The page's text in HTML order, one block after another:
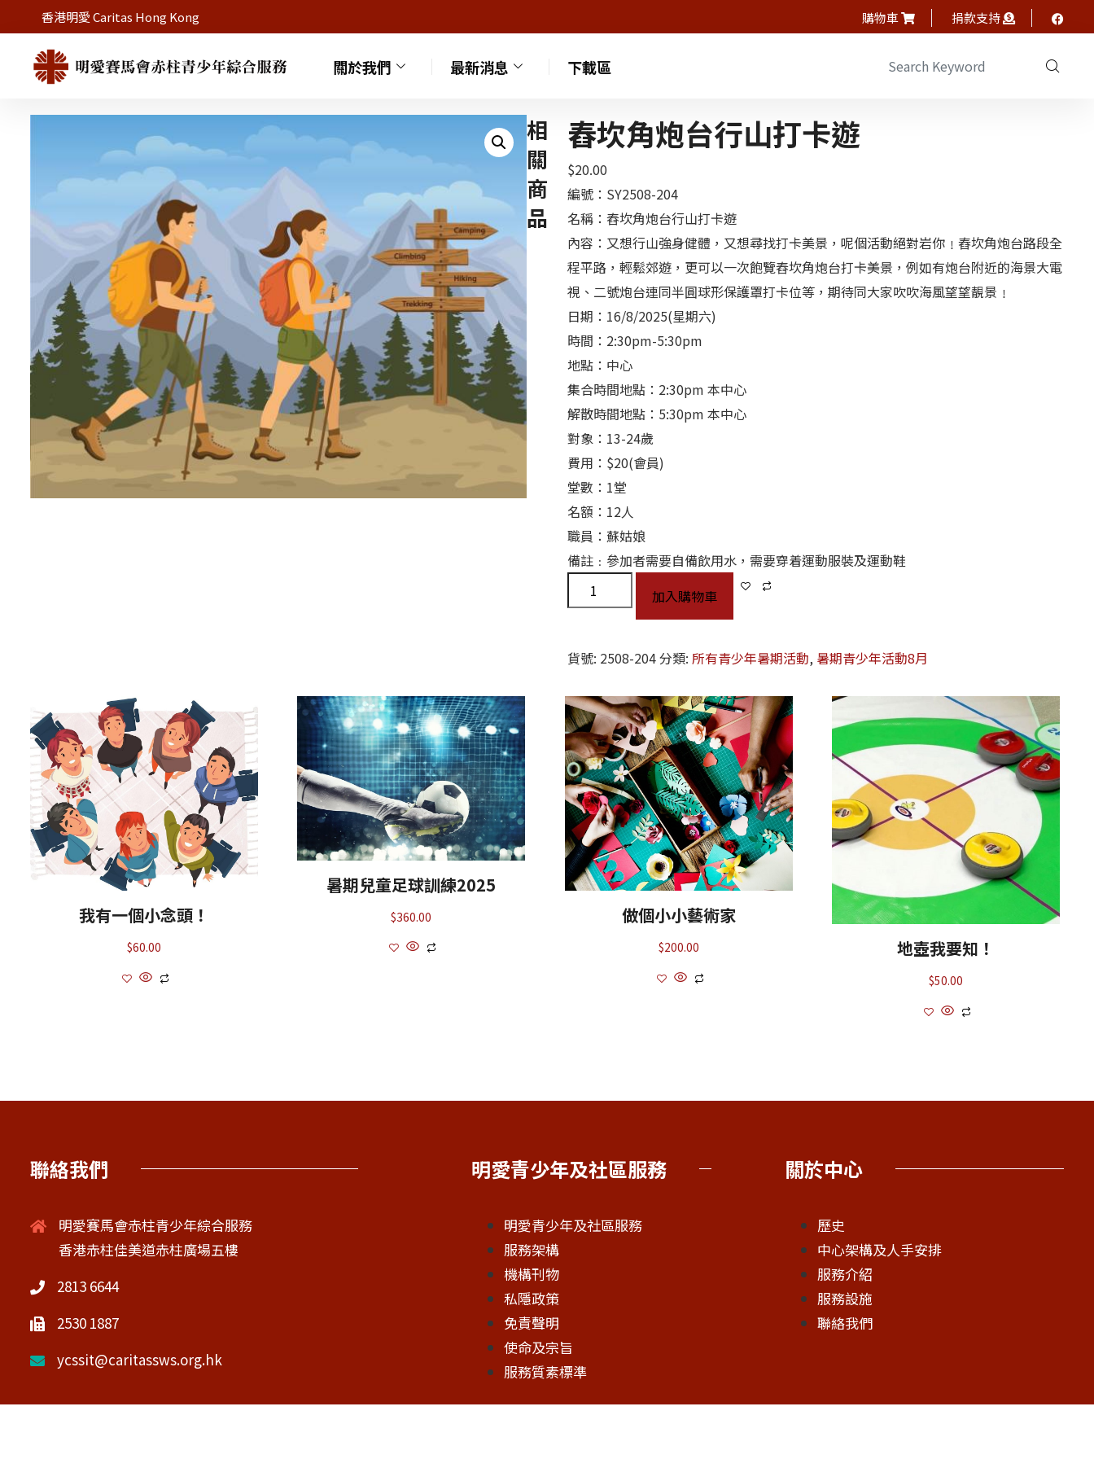
香港明愛 Caritas Hong Kong 購物車 捐款支持
關於我們 最新消息 下載區
舂坎角炮台行山打卡遊
$20.00
編號：SY2508-204
名稱：舂坎角炮台行山打卡遊
內容：又想行山強身健體，又想尋找打卡美景，呢個活動絕對岩你﹗舂坎角炮台路段全
程平路，輕鬆郊遊，更可以一次飽覽舂坎角炮台打卡美景，例如有炮台附近的海景大電
視、二號炮台連同半圓球形保護罩打卡位等，期待同大家吹吹海風望望靚景﹗
日期：16/8/2025(星期六)
時間：2:30pm-5:30pm
地點：中心
集合時間地點：2:30pm 本中心
解散時間地點：5:30pm 本中心
對象：13-24歲
費用：$20(會員)
堂數：1堂
名額：12人
職員：蘇姑娘
備註﹕參加者需要自備飲用水，需要穿着運動服裝及運動鞋
加入購物車
貨號: 2508-204分類:所有青少年暑期活動, 暑期青少年活動8月
相
關
商
品
我有一個小念頭！
$60.00
暑期兒童足球訓練2025
$360.00 做個小小藝術家
$200.00 地壺我要知！
$50.00
聯絡我們
明愛賽馬會赤柱青少年綜合服務
香港赤柱佳美道赤柱廣場五樓
2813 6644
2530 1887
ycssit@caritassws.org.hk
明愛青少年及社區服務
明愛青少年及社區服務
服務架構
機構刊物
私隱政策
免責聲明
使命及宗旨
服務質素標準
關於中心
歷史
中心架構及人手安排
服務介紹
服務設施
聯絡我們